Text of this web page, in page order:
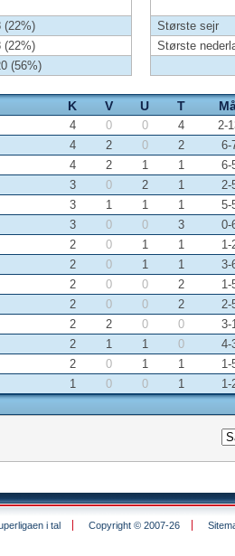
(22%)
(22%)
(56%)
Største sejr
Største
K V U T
4 0 0 4
2-
4 2 0 2
6-
4 2 1 1
6-
3 0 2 1
2-
3 1 1 1
5-
3 0 0 3
0-
2 0 1 1
1-
2 0 1 1
3-
2 0 0 2
1-
2 0 0 2
2-
2 2 0 0
3-
2 1 1 0
4-
2 0 1 1
1-
1 0 0 1 1-
i tal Copyright © 2007-26